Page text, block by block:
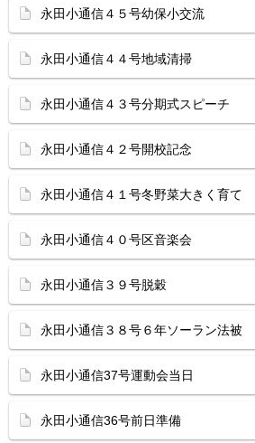
永田小通信４５号幼保小交流
永田小通信４４号地域清掃
永田小通信４３号分期式スピーチ
永田小通信４２号開校記念
永田小通信４１号冬野菜大きく育て
永田小通信４０号区音楽会
永田小通信３９号脱穀
永田小通信３８号６年ソーラン法被
永田小通信37号運動会当日
永田小通信36号前日準備